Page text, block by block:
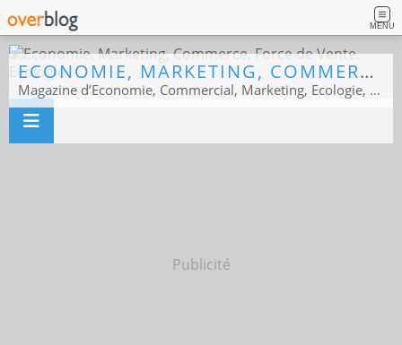
MENU
ECONOMIE, MARKETING, COMMERCE, FORCE DE VENTE, ECOLOGIE
Magazine d’Economie, Commercial, Marketing, Ecologie, Sport business
Publicité